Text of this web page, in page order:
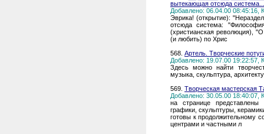
вытекающая отсюда
Добавлено: 06.04.00 08:45:16,
Эврика! (открытие):
отсюда система:
(христианская революция),
(и любить) по Хрис
568. Артель. Творческие
Добавлено: 19.07.00 19:22:57,
Здесь можно найти
музыка, скульптура,
569. Творческая мастерская
Добавлено: 30.05.00 18:40:07,
на странице
графики, скульптуры,
готовы к продолжительному
центрами и частными л